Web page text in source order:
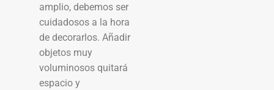
amplio, debemos ser
cuidadosos a la hora
de decorarlos. Añadir
objetos muy
voluminosos quitará
espacio y